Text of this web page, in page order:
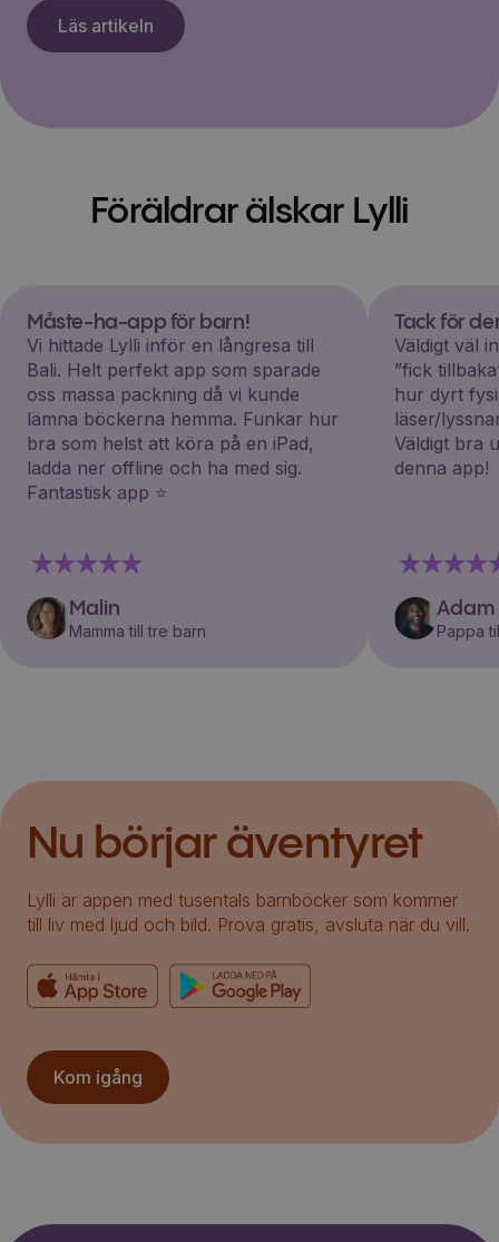
Läs artikeln
Föräldrar älskar Lylli
Måste-ha-app för barn!
Vi hittade Lylli inför en långresa till
Bali. Helt perfekt app som sparade
oss massa packning då vi kunde
lämna böckerna hemma. Funkar hur
bra som helst att köra på en iPad,
ladda ner offline och ha med sig.
Fantastisk app ⭐️
Malin
Mamma till tre barn
Tack för
Väldigt väl
”fick
hur dyrt
läser/
Väldigt bra
denna app!
Adam
Pappa
Nu börjar äventyret
Lylli är appen med tusentals barnböcker som kommer
till liv med ljud och bild. Prova gratis, avsluta när du vill.
Kom igång